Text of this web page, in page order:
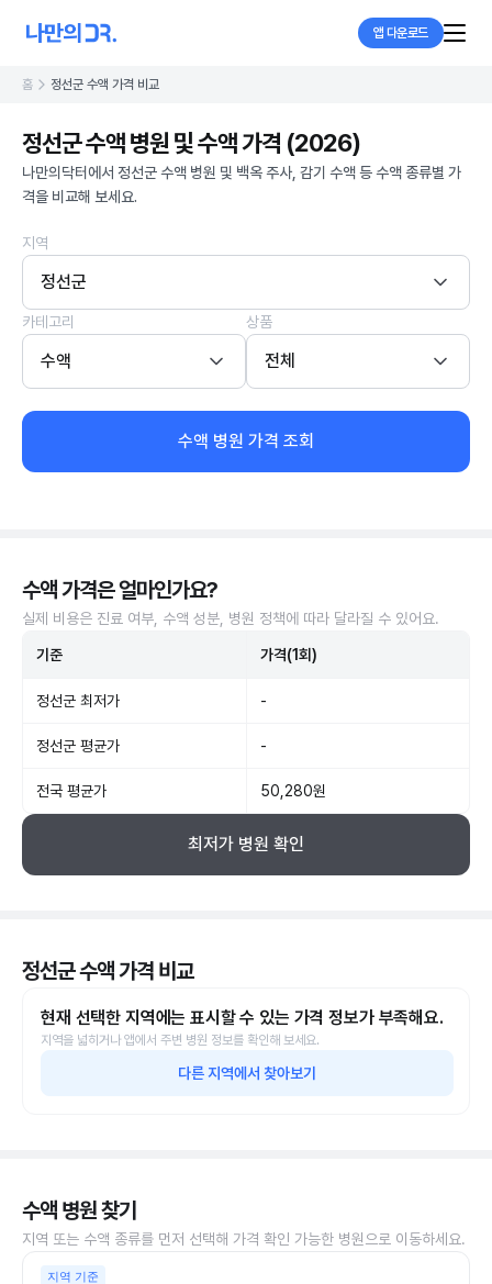
앱 다운로드
홈 정선군 수액 가격 비교
정선군 수액 병원 및 수액 가격 (2026)
나만의닥터에서 정선군 수액 병원 및 백옥 주사, 감기 수액 등 수액 종류별 가
격을 비교해 보세요.
지역
정선군
카테고리
수액
상품
전체
수액 병원 가격 조회
수액 가격은 얼마인가요?
실제 비용은 진료 여부, 수액 성분, 병원 정책에 따라 달라질 수 있어요.
기준 가격(1회)
정선군 최저가 -
정선군 평균가 -
전국 평균가 50,280원
최저가 병원 확인
정선군 수액 가격 비교
현재 선택한 지역에는 표시할 수 있는 가격 정보가 부족해요.
지역을 넓히거나 앱에서 주변 병원 정보를 확인해 보세요.
다른 지역에서 찾아보기
수액 병원 찾기
지역 또는 수액 종류를 먼저 선택해 가격 확인 가능한 병원으로 이동하세요.
지역 기준